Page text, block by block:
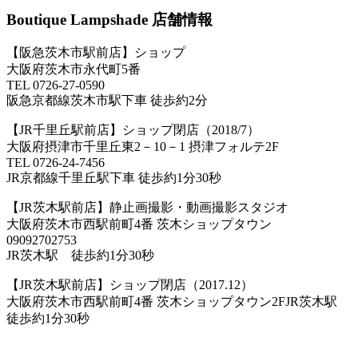
Boutique Lampshade 店舗情報
【阪急茨木市駅前店】ショップ
大阪府茨木市永代町5番
TEL 0726-27-0590
阪急京都線茨木市駅下車 徒歩約2分
【JR千里丘駅前店】ショップ閉店（2018/7）
大阪府摂津市千里丘東2－10－1 摂津フォルテ2F
TEL 0726-24-7456
JR京都線千里丘駅下車 徒歩約1分30秒
【JR茨木駅前店】静止画撮影・動画撮影スタジオ
大阪府茨木市西駅前町4番 茨木ショップタウン
09092702753
JR茨木駅 徒歩約1分30秒
【JR茨木駅前店】ショップ閉店（2017.12）
大阪府茨木市西駅前町4番 茨木ショップタウン2FJR茨木駅
徒歩約1分30秒